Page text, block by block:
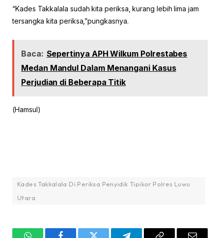
“Kades Takkalala sudah kita periksa, kurang lebih lima jam
tersangka kita periksa,”pungkasnya.
Baca: Sepertinya APH Wilkum Polrestabes
Medan Mandul Dalam Menangani Kasus
Perjudian di Beberapa Titik
(Hamsul)
Kades Takkalala Di Periksa Penyidik Tipikor Polres Luwu
Utara